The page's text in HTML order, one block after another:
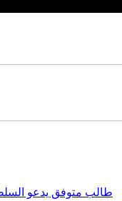
طالب متوفق يدعو